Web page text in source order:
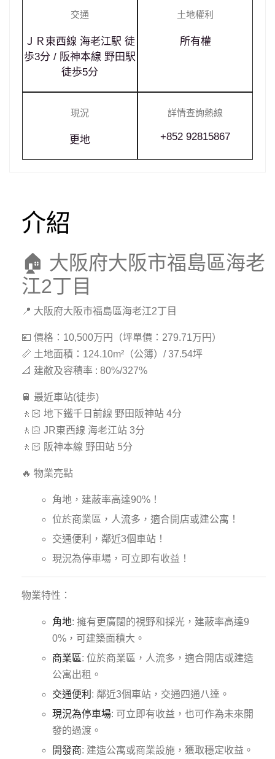
交通
ＪＲ東西線 海老江駅 徒
歩3分 / 阪神本線 野田駅
徒歩5分
土地權利
所有權
現況
更地
詳情查詢熱線
+852 92815867
介紹
🏠 大阪府大阪市福島區海老
江2丁目
📍 大阪府大阪市福島區海老江2丁目
💴 價格：10,500万円（坪單價：279.71万円）
📏 土地面積：124.10m²（公簿）/ 37.54坪
📐 建敝及容積率 : 80%/327%
🚆 最近車站(徒歩)
🚶🏻 地下鐵千日前線 野田阪神站 4分
🚶🏻 JR東西線 海老江站 3分
🚶🏻 阪神本線 野田站 5分
🔥 物業亮點
角地，建蔽率高達90%！
位於商業區，人流多，適合開店或建公寓！
交通便利，鄰近3個車站！
現況為停車場，可立即有收益！
物業特性：
角地: 擁有更廣闊的視野和採光，建蔽率高達9
0%，可建築面積大。
商業區: 位於商業區，人流多，適合開店或建造
公寓出租。
交通便利 : 鄰近3個車站，交通四通八達。
現況為停車場: 可立即有收益，也可作為未來開
發的過渡。
開發商: 建造公寓或商業設施，獲取穩定收益。